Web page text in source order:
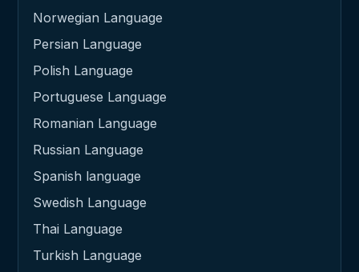
Norwegian Language
Persian Language
Polish Language
Portuguese Language
Romanian Language
Russian Language
Spanish language
Swedish Language
Thai Language
Turkish Language